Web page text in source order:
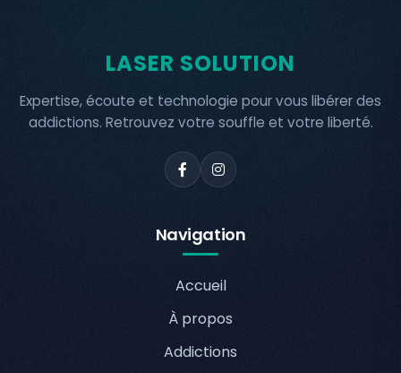
LASER SOLUTION
Expertise, écoute et technologie pour vous libérer des
addictions. Retrouvez votre souffle et votre liberté.
Navigation
Accueil
À propos
Addictions